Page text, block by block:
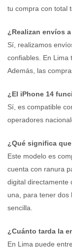
tu compra con total
¿Realizan envíos
Sí, realizamos
confiables. En Lima
Además, las
¿El iPhone 14
Sí, es compatible
operadores
¿Qué significa
Este modelo es
cuenta con ranura
digital directamente
una, para tener dos
sencilla.
¿Cuánto tarda la
En Lima puede